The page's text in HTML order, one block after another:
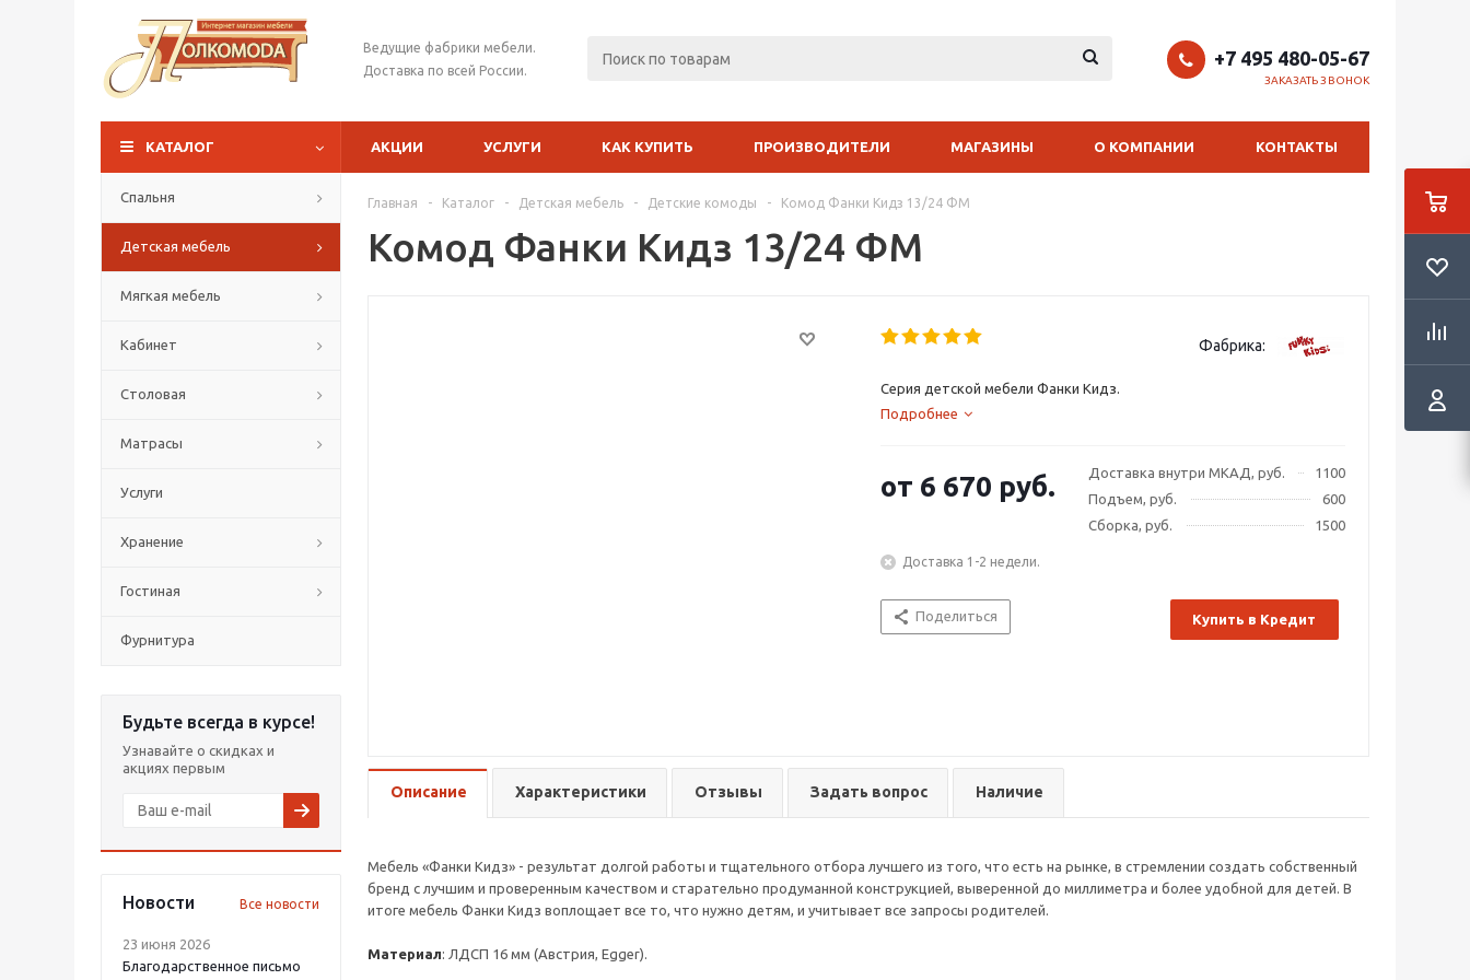
Ведущие фабрики мебели.
Доставка по всей России.
+7 495 480-05-67
ЗАКАЗАТЬ ЗВОНОК
КАТАЛОГ АКЦИИ УСЛУГИ КАК КУПИТЬ ПРОИЗВОДИТЕЛИ МАГАЗИНЫ О КОМПАНИИ КОНТАКТЫ
Спальня
Детская мебель
Мягкая мебель
Кабинет
Столовая
Матрасы
Услуги
Хранение
Гостиная
Фурнитура
Будьте всегда в курсе!
Узнавайте о скидках и
акциях первым
Новости Все новости
23 июня 2026
Благодарственное письмо
Главная - Каталог - Детская мебель - Детские комоды - Комод Фанки Кидз 13/24 ФМ
Комод Фанки Кидз 13/24 ФМ
Фабрика:
Серия детской мебели Фанки Кидз.
Подробнее
Доставка внутри МКАД, руб.
1100
Подъем, руб.
600
Сборка, руб.
1500
от 6 670 руб.
Доставка 1-2 недели.
Поделиться Купить в Кредит
Описание Характеристики Отзывы Задать вопрос Наличие
Мебель «Фанки Кидз» - результат долгой работы и тщательного отбора лучшего из того, что есть на рынке, в стремлении создать собственный
бренд с лучшим и проверенным качеством и старательно продуманной конструкцией, выверенной до миллиметра и более удобной для детей. В
итоге мебель Фанки Кидз воплощает все то, что нужно детям, и учитывает все запросы родителей.
Материал: ЛДСП 16 мм (Австрия, Egger).